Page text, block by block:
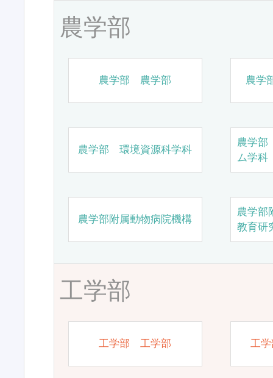
農学部
農学部 農学部 農学
農学部 環境資源科学科
農学
ム学科
農学部附属動物病院機構
農学部
教育研
工学部
工学部 工学部 工